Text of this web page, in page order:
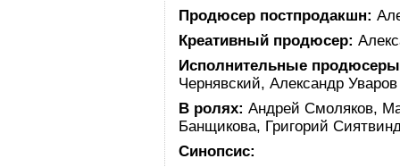
Продюсер постпродакшн:
Креативный продюсер:
Исполнительные
Чернявский, Александр Уваров
В ролях: Андрей Смоляков,
Банщикова, Григорий
Синопсис: